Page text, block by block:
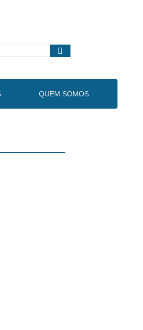
QUEM SOMOS